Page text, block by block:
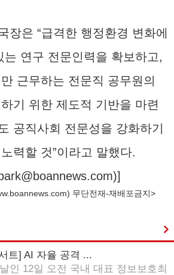
장은 “급격한 행정환경 변화에
는 연구 전문인력을 확보하고,
근무하는 전문직 공무원의
기 위한 제도적 기반을 마련
공직사회 전문성을 강화하기
력할 것”이라고 말했다.
)]
) 무단전재-재배포금지>
트] AI 자율 공격 ...
날인 12일 오전 국내 대표 정보보호최